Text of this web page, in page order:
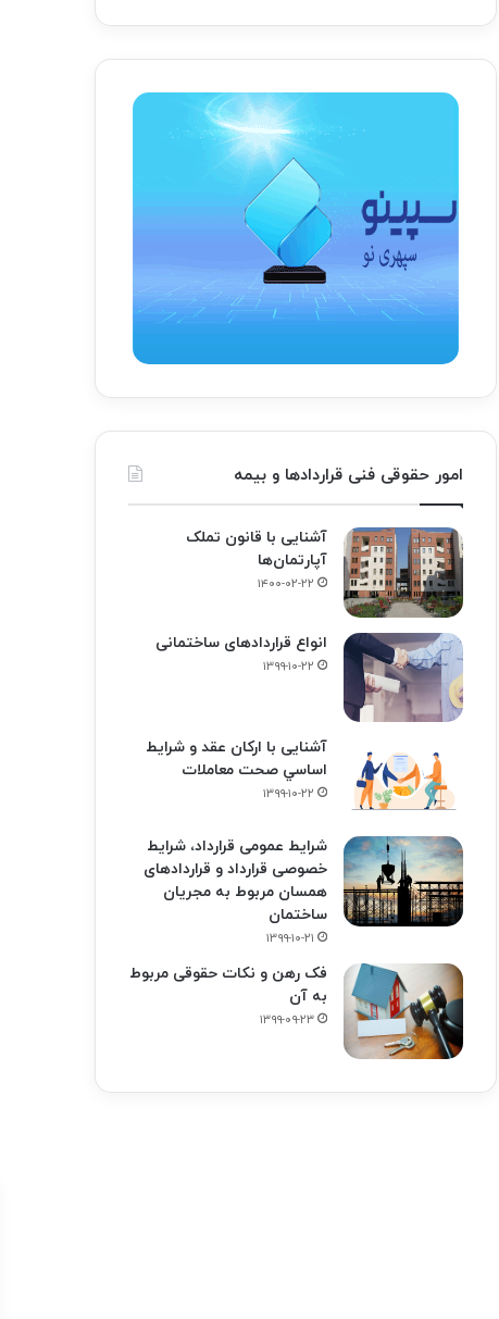
امور حقوقی فنی قراردادها و بیمه
آشنایی با قانون تملک
آپارتمان‌ها
۱۴۰۰-۰۲-۲۲
انواع قراردادهای ساختمانی
۱۳۹۹-۱۰-۲۲
آشنایی با ارکان عقد و شرايط
اساسي صحت معاملات
۱۳۹۹-۱۰-۲۲
شرایط عمومی قرارداد، شرایط
خصوصی قرارداد و قراردادهای
همسان مربوط به مجریان
ساختمان
۱۳۹۹-۱۰-۲۱
فک‌ رهن و نکات حقوقی مربوط
به آن
۱۳۹۹-۰۹-۲۳